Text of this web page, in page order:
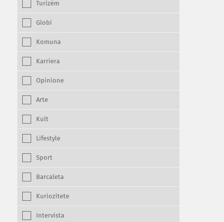
Turizëm
Globi
Komuna
Karriera
Opinione
Arte
Kult
Lifestyle
Sport
Barcaleta
Kuriozitete
Intervista